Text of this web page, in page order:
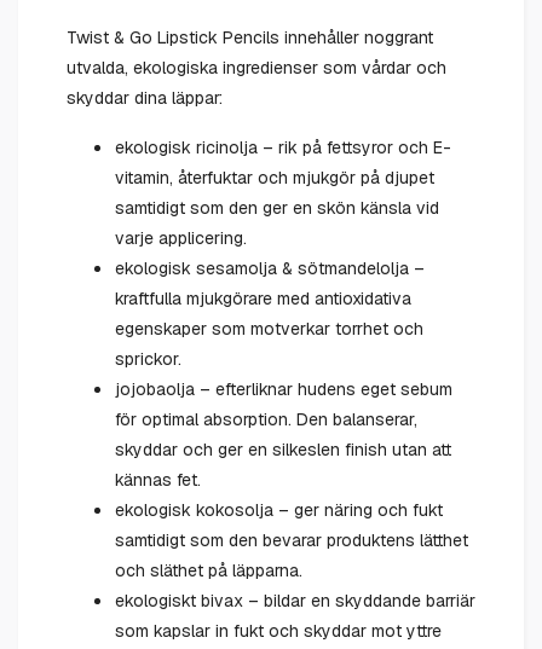
Twist & Go Lipstick Pencils innehåller noggrant
utvalda, ekologiska ingredienser som vårdar och
skyddar dina läppar:
ekologisk ricinolja – rik på fettsyror och E-
vitamin, återfuktar och mjukgör på djupet
samtidigt som den ger en skön känsla vid
varje applicering.
ekologisk sesamolja & sötmandelolja –
kraftfulla mjukgörare med antioxidativa
egenskaper som motverkar torrhet och
sprickor.
jojobaolja – efterliknar hudens eget sebum
för optimal absorption. Den balanserar,
skyddar och ger en silkeslen finish utan att
kännas fet.
ekologisk kokosolja – ger näring och fukt
samtidigt som den bevarar produktens lätthet
och släthet på läpparna.
ekologiskt bivax – bildar en skyddande barriär
som kapslar in fukt och skyddar mot yttre